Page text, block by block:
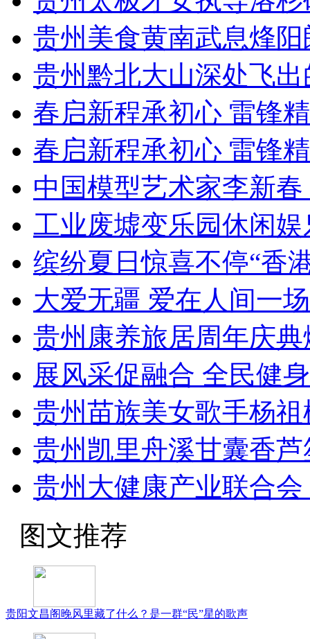
贵州美食黄南武息烽
贵州黔北大山深处飞
春启新程承初心 雷锋
春启新程承初心 雷锋
中国模型艺术家李新
工业废墟变乐园休闲
缤纷夏日惊喜不停“香
大爱无疆 爱在人间一
贵州康养旅居周年庆
展风采促融合 全民健
贵州苗族美女歌手杨
贵州凯里舟溪甘囊香
贵州大健康产业联合
图文推荐
贵阳文昌阁晚风里藏了什么？是一群“民”星的歌声